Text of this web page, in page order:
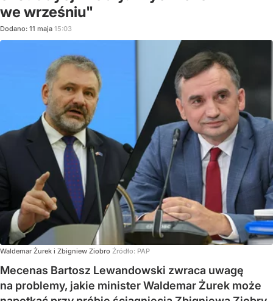
we wrześniu"
Dodano: 11 maja 15:03
Waldemar Żurek i Zbigniew Ziobro Źródło: PAP
Mecenas Bartosz Lewandowski zwraca uwagę
na problemy, jakie minister Waldemar Żurek może